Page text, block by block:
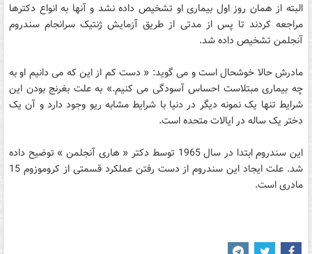
البته از همان روز اول بیماری او تشخیص داده نشد و آنها به انواع دکترها
مراجعه کردند تا پس از مدتی از طریق آزمایش ژنتیک سرانجام سندروم
آنجلمن تشخیص داده شد.
مادرش حالا خوشحال است و می گوید: « دست کم از این که می دانیم او به
چه بیماری مبتلاست احساس آسودگی می کنیم.» به علت بغرنج بودن این
شرایط تنها یک نمونه دیگر در دنیا با شرایط مشابه ریو وجود دارد و آن یک
دختر یک ساله در ایالات متحده است.
این سندروم ابتدا در سال 1965 توسط دکتر « هاری آنجلمن » توضیح داده
شد. علت ایجاد این سندروم از دست رفتن عملکرد قسمتی از کروموزوم 15
مادری است.